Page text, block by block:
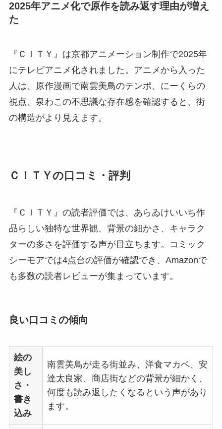
2025年アニメ化で原作を読み返す理由が増え
た
『ＣＩＴＹ』は京都アニメーション制作で2025年
にテレビアニメ化されました。アニメから入った
人は、原作漫画で南雲美鳥のテンポ、にーくらの
視点、泉わこの不思議な存在感を確認すると、街
の構造がより見えます。
ＣＩＴＹの口コミ・評判
『ＣＩＴＹ』の読者評価では、あらゐけいいち作
品らしい独特な世界観、背景の細かさ、キャラク
ターの多さを評価する声が目立ちます。コミック
シーモアでは4点台の評価が確認でき、Amazonで
も多数の読者レビューが集まっています。
良い口コミの傾向
絵の
美し
さ・
書き
込み
南雲美鳥が走る街並み、洋食マカベ、安
達太良家、商店街などの背景が細かく、
何度も読み返したくなるという声があり
ます。